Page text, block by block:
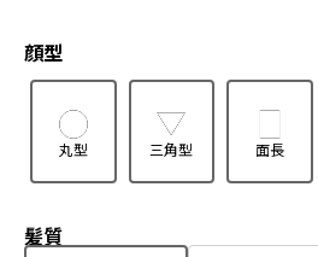
顔型
丸型 三角型 面長
髪質